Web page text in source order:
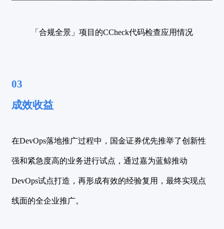
「合规全景」项目的CCheck代码检查应用情况
03
成效收益
在DevOps落地推广过程中，国金证券优先推举了创新性
强和紧急度高的业务进行试点，通过嘉为蓝鲸推动
DevOps试点打造，再形成有效的经验复用，最终实现点
线面的全企业推广。